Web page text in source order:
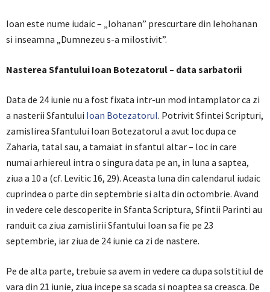
Ioan este nume iudaic – „Iohanan” prescurtare din Iehohanan
si inseamna „Dumnezeu s-a milostivit”.
Nasterea Sfantului Ioan Botezatorul – data sarbatorii
Data de 24 iunie nu a fost fixata intr-un mod intamplator ca zi
a nasterii Sfantului Ioan Botezatorul. Potrivit Sfintei Scripturi,
zamislirea Sfantului Ioan Botezatorul a avut loc dupa ce
Zaharia, tatal sau, a tamaiat in sfantul altar – loc in care
numai arhiereul intra o singura data pe an, in luna a saptea,
ziua a 10 a (cf. Levitic 16, 29). Aceasta luna din calendarul iudaic
cuprindea o parte din septembrie si alta din octombrie. Avand
in vedere cele descoperite in Sfanta Scriptura, Sfintii Parinti au
randuit ca ziua zamislirii Sfantului Ioan sa fie pe 23
septembrie, iar ziua de 24 iunie ca zi de nastere.
Pe de alta parte, trebuie sa avem in vedere ca dupa solstitiul de
vara din 21 iunie, ziua incepe sa scada si noaptea sa creasca. De